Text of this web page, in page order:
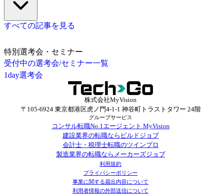
すべての記事を見る
特別選考会・セミナー
受付中の選考会/セミナー一覧
1day選考会
株式会社MyVision
〒105-6924 東京都港区虎ノ門4-1-1 神谷町トラストタワー 24階
グループサービス
コンサル転職No.1エージェント MyVision
建設業界の転職ならビルドジョブ
会計士・税理士転職のツインプロ
製造業界の転職ならメーカーズジョブ
利用規約
プライバシーポリシー
事業に関する届出内容について
利用者情報の外部送信について